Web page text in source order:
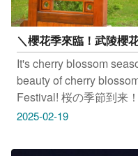
＼櫻花季來臨！武陵櫻
It's cherry blossom
beauty of cherry
Festival! 桜の季節到来
桜の美しさを体験しよ
農場 地址：台中市和平
2025-02-19